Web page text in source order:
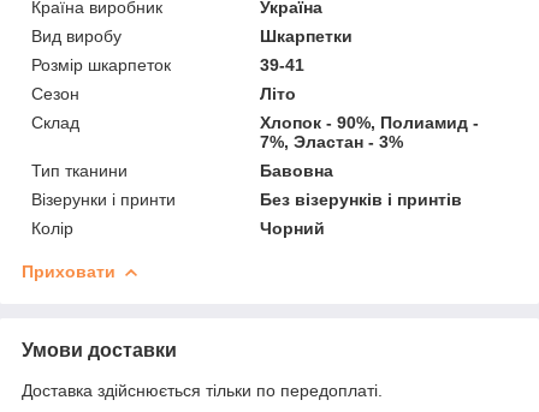
Країна виробник
Україна
Вид виробу
Шкарпетки
Розмір шкарпеток
39-41
Сезон
Літо
Склад
Хлопок - 90%, Полиамид -
7%, Эластан - 3%
Тип тканини
Бавовна
Візерунки і принти
Без візерунків і принтів
Колір
Чорний
Приховати
Умови доставки
Доставка здійснюється тільки по передоплаті.